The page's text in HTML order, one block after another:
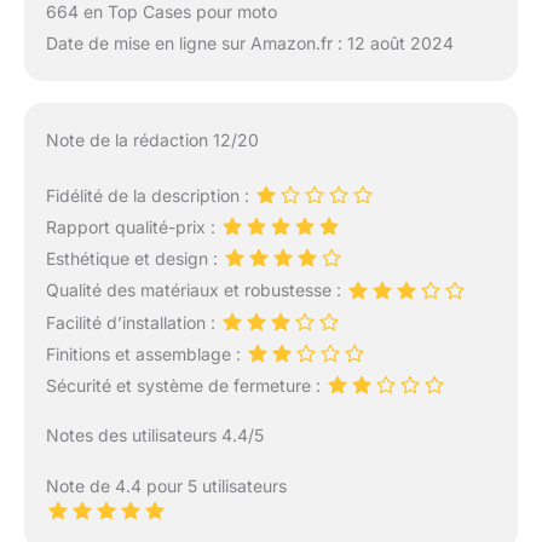
664 en Top Cases pour moto
Date de mise en ligne sur Amazon.fr : 12 août 2024
Note de la rédaction 12/20
Fidélité de la description :
Rapport qualité-prix :
Esthétique et design :
Qualité des matériaux et robustesse :
Facilité d’installation :
Finitions et assemblage :
Sécurité et système de fermeture :
Notes des utilisateurs 4.4/5
Note de 4.4 pour 5 utilisateurs